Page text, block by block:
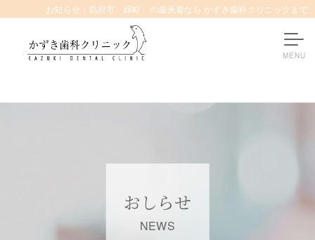
お知らせ｜防府市、緑町、の歯医者なら かずき歯科クリニックまで
おしらせ
NEWS